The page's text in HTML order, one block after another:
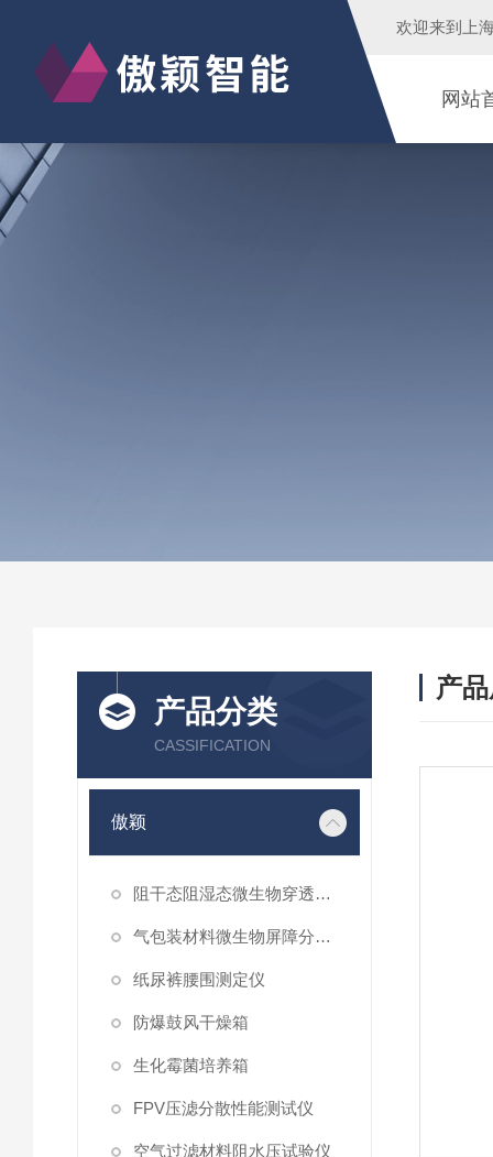
欢迎来到 上
网站
产品分类
CASSIFICATION
傲颖
阻干态阻湿态微生物穿透性能测试仪
气包装材料微生物屏障分等试验仪
纸尿裤腰围测定仪
防爆鼓风干燥箱
生化霉菌培养箱
FPV压滤分散性能测试仪
空气过滤材料阻水压试验仪
产